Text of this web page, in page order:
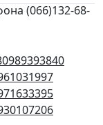
(066)132-68-